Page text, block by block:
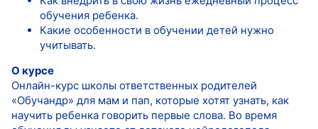
обучения ребенка.
Какие особенности в обучении детей нужно
учитывать.
О курсе
Онлайн-курс школы ответственных родителей
«Обучандр» для мам и пап, которые хотят узнать, как
научить ребенка говорить первые слова. Во время